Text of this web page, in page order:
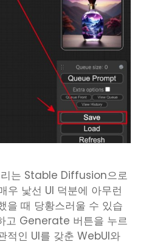
는 Stable Diffusion으로
우 낯선 UI 덕분에 아무런
을 때 당황스러울 수 있습
고 Generate 버튼을 누르
적인 UI를 갖춘 WebUI와